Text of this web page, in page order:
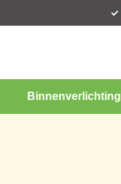
Binnenverlichting